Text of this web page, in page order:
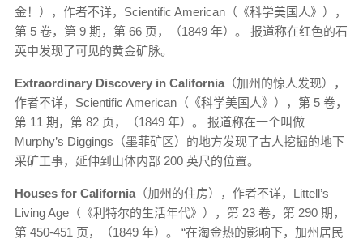
金！），作者不详，Scientific American（《科学美国人》），
第 5 卷，第 9 期，第 66 页，（1849 年）。 报道称在红色的石
英中发现了可见的黄金矿脉。
Extraordinary Discovery in California （加州的惊人发现），
作者不详，Scientific American（《科学美国人》），第 5 卷，
第 11 期，第 82 页，（1849 年）。 报道称在一个叫做
Murphy’s Diggings（墨菲矿区）的地方发现了古人挖掘的地下
采矿工事，延伸到山体内部 200 英尺的位置。
Houses for California （加州的住房），作者不详，Littell’s
Living Age（《利特尔的生活年代》），第 23 卷，第 290 期，
第 450-451 页，（1849 年）。 “在淘金热的影响下，加州居民